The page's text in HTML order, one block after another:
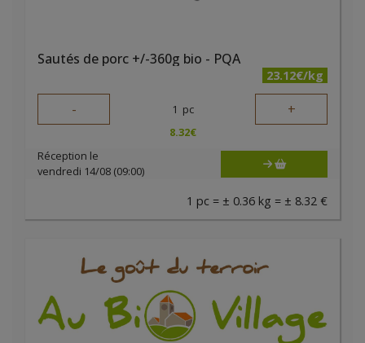
Sautés de porc +/-360g bio - PQA
23.12€/kg
- 1 pc +
8.32€
Réception le
vendredi 14/08 (09:00)
1 pc = ± 0.36 kg = ± 8.32 €